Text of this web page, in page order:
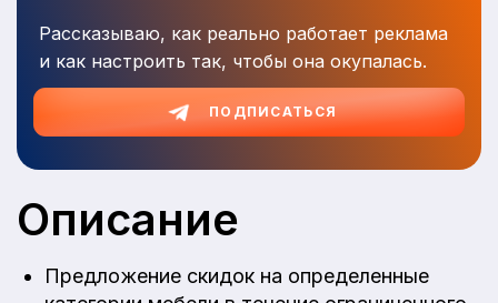
Рассказываю, как реально работает реклама
и как настроить так, чтобы она окупалась.
ПОДПИСАТЬСЯ
Описание
Предложение скидок на определенные